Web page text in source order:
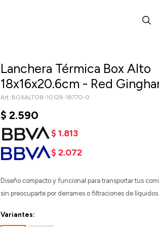
Lanchera Térmica Box Alto
18x16x20.6cm - Red
BOXALTO8-10129-18770-0
$ 2.590
$ 1.813
$ 2.072
Diseño compacto y funcional para transportar tus
sin preocuparte por derrames o filtraciones de líquidos.
Variantes: